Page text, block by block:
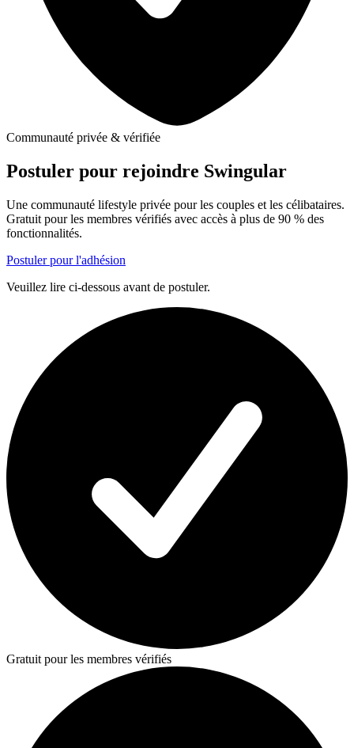
Communauté privée & vérifiée
Postuler pour rejoindre Swingular
Une communauté lifestyle privée pour les couples et les célibataires.
Gratuit pour les membres vérifiés avec accès à plus de 90 % des
fonctionnalités.
Postuler pour l'adhésion
Veuillez lire ci-dessous avant de postuler.
Gratuit pour les membres vérifiés